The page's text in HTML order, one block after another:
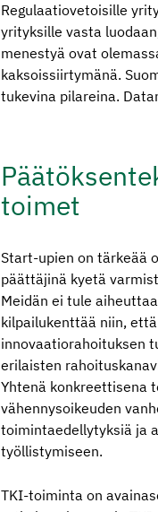
Regulaatiovetoisille
yrityksille vasta
menestyä ovat
kaksoissiirtymänä.
tukevina pilareina.
toimet
Start-upien on tärkeää
päättäjinä kyetä
Meidän ei tule
kilpailukenttää niin,
innovaatiorahoituksen
erilaisten
Yhtenä konkreettisena
vähennysoikeuden
toimintaedellytyksiä ja
työllistymiseen.
TKI-toiminta on